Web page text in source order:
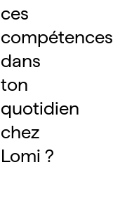
ces
compétences
dans
ton
quotidien
chez
Lomi ?